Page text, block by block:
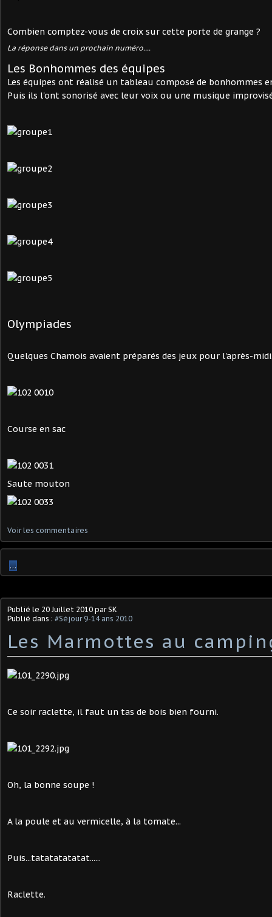
Combien comptez-vous de croix sur cette porte de grange ?
La réponse dans un prochain numéro....
Les Bonhommes des équipes
Les équipes ont réalisé un tableau composé de bonhommes
Puis ils l'ont sonorisé avec leur voix ou une musique
Olympiades
Quelques Chamois avaient préparés des jeux pour l'après-
Course en sac
Saute mouton
Voir les commentaires
…
Publié le 20 Juillet 2010 par SK
Publié dans : #Séjour 9-14 ans 2010
Les Marmottes au
Ce soir raclette, il faut un tas de bois bien fourni.
Oh, la bonne soupe !
A la poule et au vermicelle, à la tomate...
Puis...tatatatatatat......
Raclette.